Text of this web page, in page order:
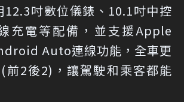
12.3吋數位儀錶、10.1吋中控
充電等配備，並支援Apple
Auto連線功能，全車更
前2後2)，讓駕駛和乘客都能